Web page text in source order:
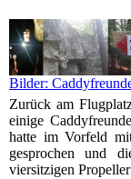
Bilder:
Zurück am
einige
hatte im Vorfeld
gesprochen und
viersitzigen